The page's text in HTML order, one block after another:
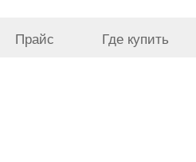
Прайс Где купить